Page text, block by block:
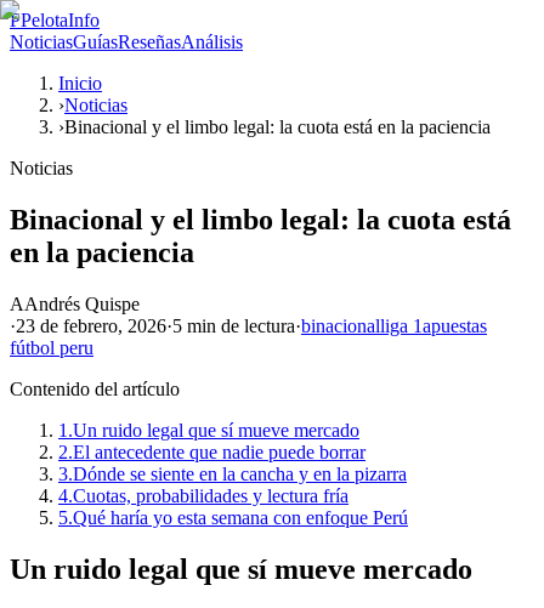
PPelotaInfo
NoticiasGuíasReseñasAnálisis
Inicio
›Noticias
›Binacional y el limbo legal: la cuota está en la paciencia
Noticias
Binacional y el limbo legal: la cuota está
en la paciencia
AAndrés Quispe
·23 de febrero, 2026·5 min de lectura·binacionalliga 1apuestas
fútbol peru
Contenido del artículo
1.Un ruido legal que sí mueve mercado
2.El antecedente que nadie puede borrar
3.Dónde se siente en la cancha y en la pizarra
4.Cuotas, probabilidades y lectura fría
5.Qué haría yo esta semana con enfoque Perú
Un ruido legal que sí mueve mercado